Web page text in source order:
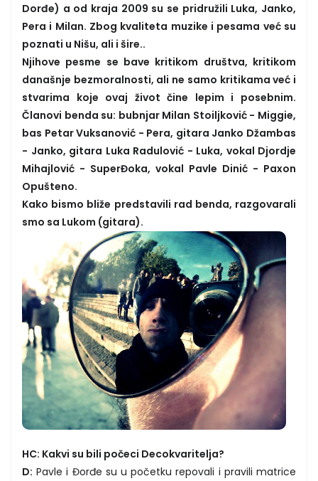
Dorđe) a od kraja 2009 su se pridružili Luka, Janko,
Pera i Milan. Zbog kvaliteta muzike i pesama već su
poznati u Nišu, ali i šire..
Njihove pesme se bave kritikom društva, kritikom
današnje bezmoralnosti, ali ne samo kritikama već i
stvarima koje ovaj život čine lepim i posebnim.
Članovi benda su: bubnjar Milan Stoiljković - Miggie,
bas Petar Vuksanović - Pera, gitara Janko Džambas
- Janko, gitara Luka Radulović - Luka, vokal Djordje
Mihajlović - SuperĐoka, vokal Pavle Dinić - Paxon
Opušteno.
Kako bismo bliže predstavili rad benda, razgovarali
smo sa Lukom (gitara).
HC: Kakvi su bili počeci Decokvaritelja?
D: Pavle i Đorđe su u početku repovali i pravili matrice